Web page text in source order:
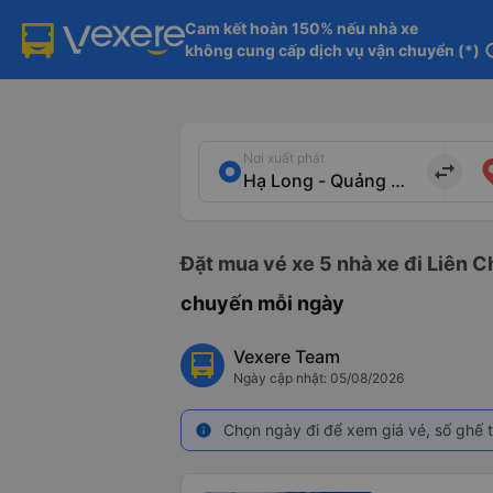
Cam kết hoàn 150% nếu nhà xe
không cung cấp dịch vụ vận chuyển (*)
Nơi xuất phát
import_export
Đặt mua vé xe 5 nhà xe đi Liên
chuyến mỗi ngày
Vexere Team
Ngày cập nhật: 05/08/2026
info Chọn ngày đi để xem giá vé, số